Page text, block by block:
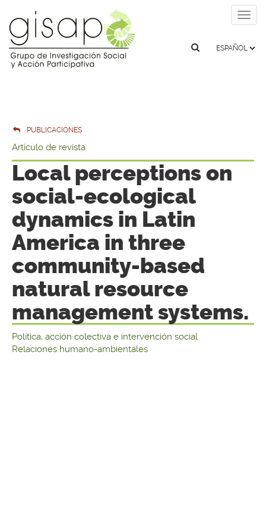
PUBLICACIONES
Artículo de revista
Local perceptions on
social-ecological
dynamics in Latin
America in three
community-based
natural resource
management systems.
Política, acción colectiva e intervención social
Relaciones humano-ambientales